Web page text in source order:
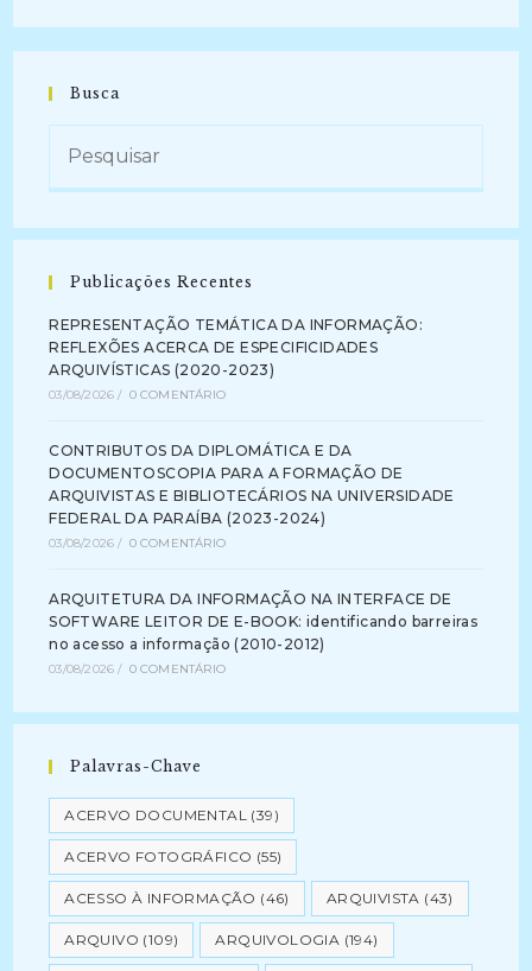
RESTAURAÇÃO
SUPORTE
–
Busca
Publicações Recentes
REPRESENTAÇÃO TEMÁTICA DA INFORMAÇÃO:
REFLEXÕES ACERCA DE ESPECIFICIDADES
ARQUIVÍSTICAS (2020-2023)
03/08/2026 / 0 COMENTÁRIO
CONTRIBUTOS DA DIPLOMÁTICA E DA
DOCUMENTOSCOPIA PARA A FORMAÇÃO DE
ARQUIVISTAS E BIBLIOTECÁRIOS NA UNIVERSIDADE
FEDERAL DA PARAÍBA (2023-2024)
03/08/2026 / 0 COMENTÁRIO
ARQUITETURA DA INFORMAÇÃO NA INTERFACE DE
SOFTWARE LEITOR DE E-BOOK: identificando barreiras
no acesso a informação (2010-2012)
03/08/2026 / 0 COMENTÁRIO
Palavras-Chave
ACERVO DOCUMENTAL (39)
ACERVO FOTOGRÁFICO (55)
ACESSO À INFORMAÇÃO (46) ARQUIVISTA (43)
ARQUIVO (109) ARQUIVOLOGIA (194)